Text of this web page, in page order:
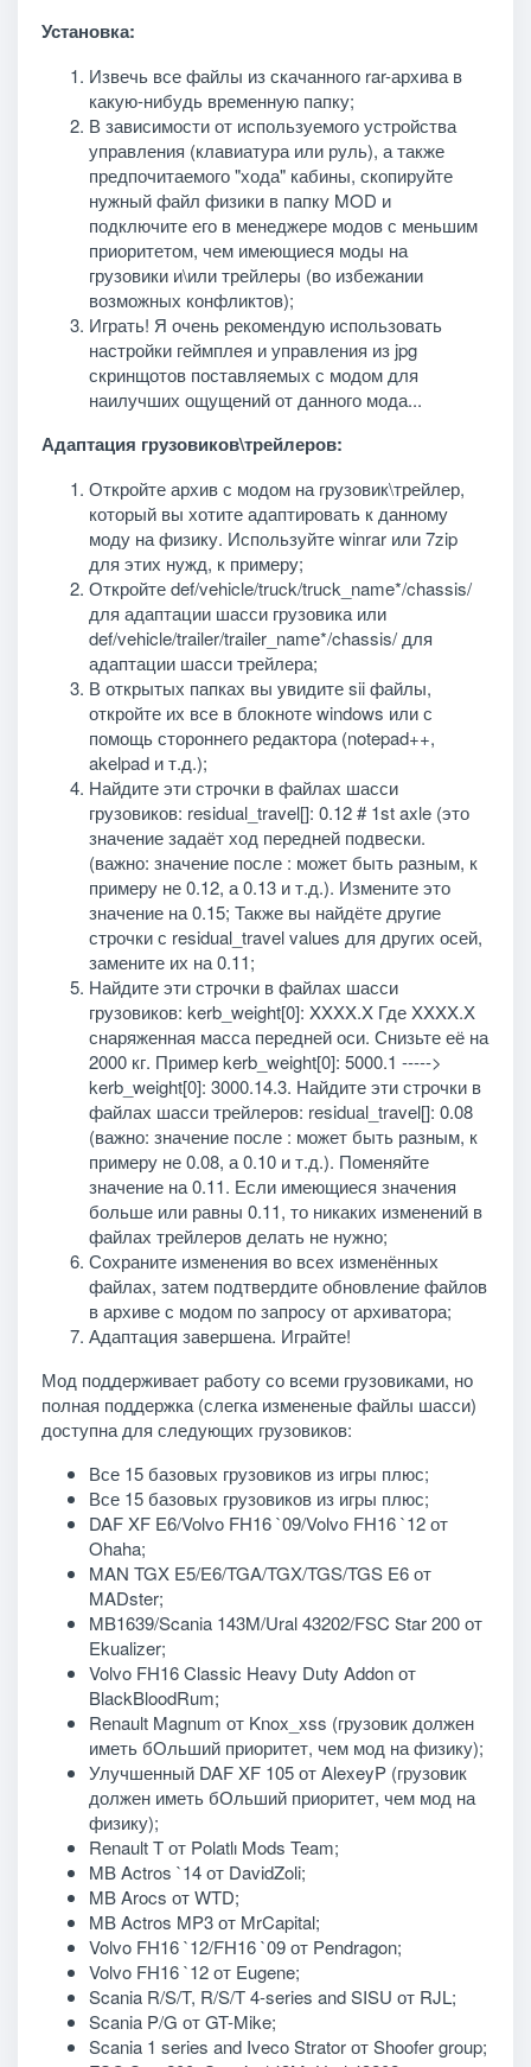
Установка:
Извечь все файлы из скачанного rar-архива в
какую-нибудь временную папку;
В зависимости от используемого устройства
управления (клавиатура или руль), а также
предпочитаемого "хода" кабины, скопируйте
нужный файл физики в папку MOD и
подключите его в менеджере модов с меньшим
приоритетом, чем имеющиеся моды на
грузовики и\или трейлеры (во избежании
возможных конфликтов);
Играть! Я очень рекомендую использовать
настройки геймплея и управления из jpg
скринщотов поставляемых с модом для
наилучших ощущений от данного мода...
Адаптация грузовиков\трейлеров:
Откройте архив с модом на грузовик\трейлер,
который вы хотите адаптировать к данному
моду на физику. Используйте winrar или 7zip
для этих нужд, к примеру;
Откройте def/vehicle/truck/truck_name*/chassis/
для адаптации шасси грузовика или
def/vehicle/trailer/trailer_name*/chassis/ для
адаптации шасси трейлера;
В открытых папках вы увидите sii файлы,
откройте их все в блокноте windows или с
помощь стороннего редактора (notepad++,
akelpad и т.д.);
Найдите эти строчки в файлах шасси
грузовиков: residual_travel[]: 0.12 # 1st axle (это
значение задаёт ход передней подвески.
(важно: значение после : может быть разным, к
примеру не 0.12, а 0.13 и т.д.). Измените это
значение на 0.15; Также вы найдёте другие
строчки с residual_travel values для других осей,
замените их на 0.11;
Найдите эти строчки в файлах шасси
грузовиков: kerb_weight[0]: XXXX.X Где XXXX.X
снаряженная масса передней оси. Снизьте её на
2000 кг. Пример kerb_weight[0]: 5000.1 ----->
kerb_weight[0]: 3000.14.3. Найдите эти строчки в
файлах шасси трейлеров: residual_travel[]: 0.08
(важно: значение после : может быть разным, к
примеру не 0.08, а 0.10 и т.д.). Поменяйте
значение на 0.11. Если имеющиеся значения
больше или равны 0.11, то никаких изменений в
файлах трейлеров делать не нужно;
Сохраните изменения во всех изменённых
файлах, затем подтвердите обновление файлов
в архиве с модом по запросу от архиватора;
Адаптация завершена. Играйте!
Мод поддерживает работу со всеми грузовиками, но
полная поддержка (слегка измененые файлы шасси)
доступна для следующих грузовиков:
Все 15 базовых грузовиков из игры плюс;
Все 15 базовых грузовиков из игры плюс;
DAF XF E6/Volvo FH16 `09/Volvo FH16 `12 от
Ohaha;
MAN TGX E5/E6/TGA/TGX/TGS/TGS E6 от
MADster;
MB1639/Scania 143M/Ural 43202/FSC Star 200 от
Ekualizer;
Volvo FH16 Classic Heavy Duty Addon от
BlackBloodRum;
Renault Magnum от Knox_xss (грузовик должен
иметь бОльший приоритет, чем мод на физику);
Улучшенный DAF XF 105 от AlexeyP (грузовик
должен иметь бОльший приоритет, чем мод на
физику);
Renault T от Polatlı Mods Team;
MB Actros `14 от DavidZoli;
MB Arocs от WTD;
MB Actros MP3 от MrCapital;
Volvo FH16 `12/FH16 `09 от Pendragon;
Volvo FH16 `12 от Eugene;
Scania R/S/T, R/S/T 4-series and SISU от RJL;
Scania P/G от GT-Mike;
Scania 1 series and Iveco Strator от Shoofer group;